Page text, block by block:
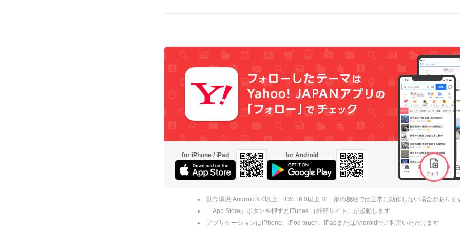
for iPhone / iPad for Android
動作環境 Android 9.0以上、iOS 16.0以上 ※一部の機種では正常に動作しない場合がありま
「App Store」ボタンを押すとiTunes （外部サイト）が起動します
アプリケーションはiPhone、iPod touch、iPadまたはAndroidでご利用いただけます